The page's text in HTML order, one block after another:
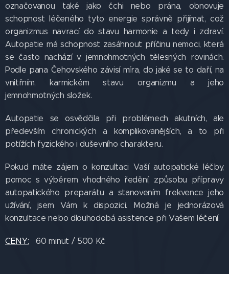
označovanou také jako čchi nebo prána, obnovuje
schopnost léčeného tyto energie správně přijímat, což
organizmus navrací do stavu harmonie a tedy i zdraví.
Autopatie má schopnost zasáhnout příčinu nemoci, která
se často nachází v jemnohmotných tělesných rovinách.
Podle pana Čehovského závisí míra, do jaké se to daří, na
vnitřním, karmickém stavu organizmu a jeho
jemnohmotných složek.
Autopatie se osvědčila při problémech akutních, ale
především chronických a komplikovanějších, a to při
potížích fyzického i duševního charakteru.
Pokud máte zájem o konzultaci Vaší autopatické léčby,
pomoc s výběrem vhodného ředění, způsobu přípravy
autopatického preparátu a stanovením frekvence jeho
užívání, jsem Vám k dispozici. Možná je jednorázová
konzultace nebo dlouhodobá asistence při Vašem léčení.
CENY: 60 minut / 500 Kč